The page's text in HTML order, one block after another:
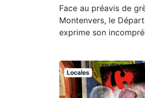
Face au préavis de
Montenvers, le
exprime son
Locales